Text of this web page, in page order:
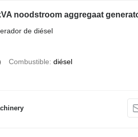
noodstroom aggregaat
de diésel
Combustible diésel